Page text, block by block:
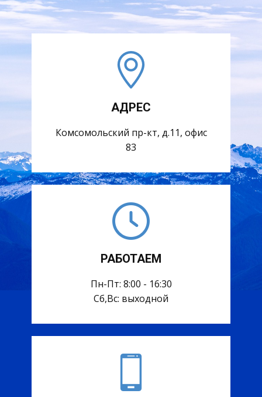
АДРЕС
Комсомольский пр-кт, д.11, офис
83
РАБОТАЕМ
Пн-Пт: 8:00 - 16:30
Сб,Вс: выходной